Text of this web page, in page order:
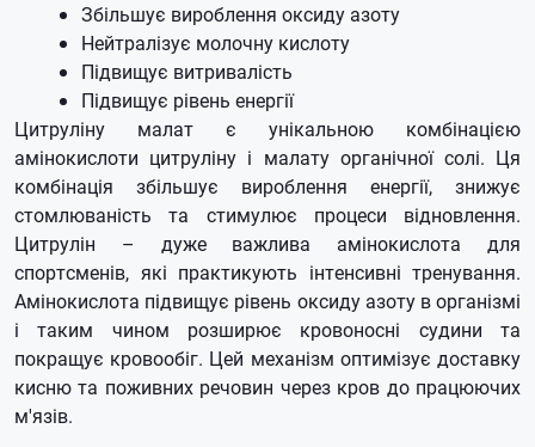
Збільшує вироблення оксиду азоту
Нейтралізує молочну кислоту
Підвищує витривалість
Підвищує рівень енергії
Цитруліну малат є унікальною комбінацією
амінокислоти цитруліну і малату органічної солі. Ця
комбінація збільшує вироблення енергії, знижує
стомлюваність та стимулює процеси відновлення.
Цитрулін – дуже важлива амінокислота для
спортсменів, які практикують інтенсивні тренування.
Амінокислота підвищує рівень оксиду азоту в організмі
і таким чином розширює кровоносні судини та
покращує кровообіг. Цей механізм оптимізує доставку
кисню та поживних речовин через кров до працюючих
м'язів.